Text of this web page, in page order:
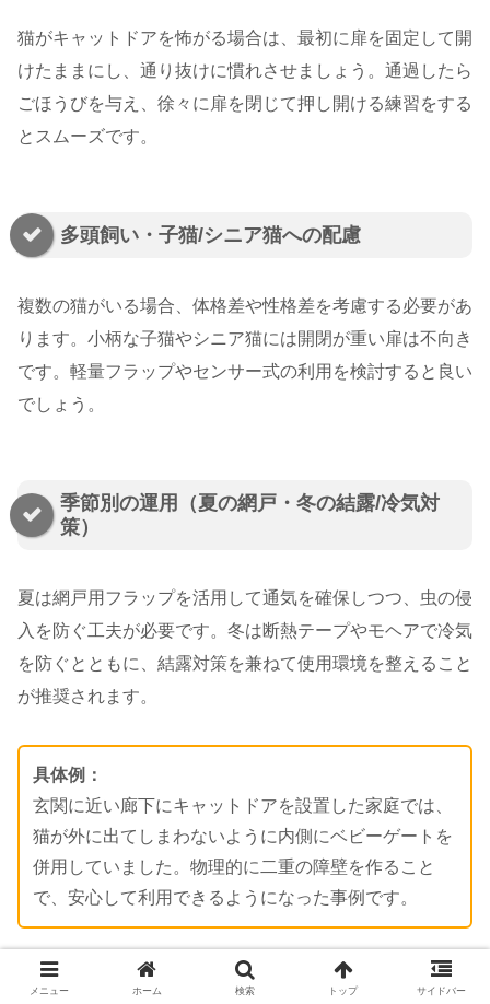
猫がキャットドアを怖がる場合は、最初に扉を固定して開
けたままにし、通り抜けに慣れさせましょう。通過したら
ごほうびを与え、徐々に扉を閉じて押し開ける練習をする
とスムーズです。
多頭飼い・子猫/シニア猫への配慮
複数の猫がいる場合、体格差や性格差を考慮する必要があ
ります。小柄な子猫やシニア猫には開閉が重い扉は不向き
です。軽量フラップやセンサー式の利用を検討すると良い
でしょう。
季節別の運用（夏の網戸・冬の結露/冷気対
策）
夏は網戸用フラップを活用して通気を確保しつつ、虫の侵
入を防ぐ工夫が必要です。冬は断熱テープやモヘアで冷気
を防ぐとともに、結露対策を兼ねて使用環境を整えること
が推奨されます。
具体例：
玄関に近い廊下にキャットドアを設置した家庭では、
猫が外に出てしまわないように内側にベビーゲートを
併用していました。物理的に二重の障壁を作ること
で、安心して利用できるようになった事例です。
設置場所は必ず室内同士の仕切りを選ぶ
最初は扉を開けたまま慣らすとスムーズ
メニュー ホーム 検索 トップ サイドバー